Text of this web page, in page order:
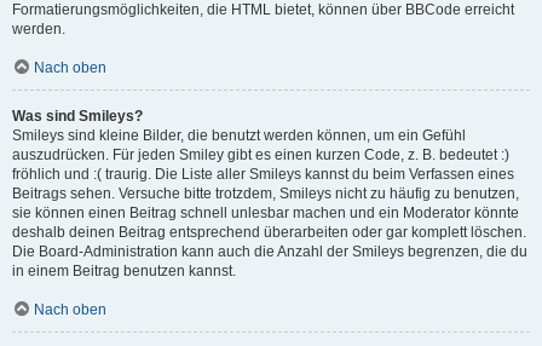
Formatierungsmöglichkeiten, die HTML bietet, können über BBCode erreicht
werden.
Nach oben
Was sind Smileys?
Smileys sind kleine Bilder, die benutzt werden können, um ein Gefühl
auszudrücken. Für jeden Smiley gibt es einen kurzen Code, z. B. bedeutet :)
fröhlich und :( traurig. Die Liste aller Smileys kannst du beim Verfassen eines
Beitrags sehen. Versuche bitte trotzdem, Smileys nicht zu häufig zu benutzen,
sie können einen Beitrag schnell unlesbar machen und ein Moderator könnte
deshalb deinen Beitrag entsprechend überarbeiten oder gar komplett löschen.
Die Board-Administration kann auch die Anzahl der Smileys begrenzen, die du
in einem Beitrag benutzen kannst.
Nach oben